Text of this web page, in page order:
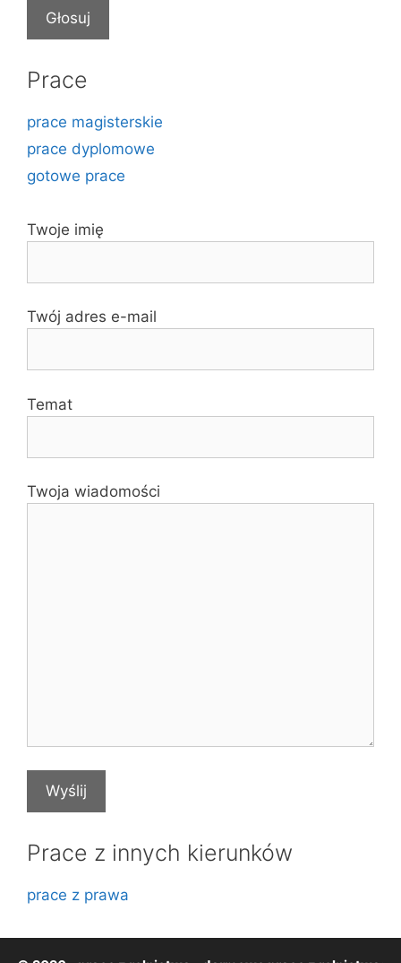
Prace
prace magisterskie
prace dyplomowe
gotowe prace
Twoje imię
Twój adres e-mail
Temat
Twoja wiadomości
Prace z innych kierunków
prace z prawa